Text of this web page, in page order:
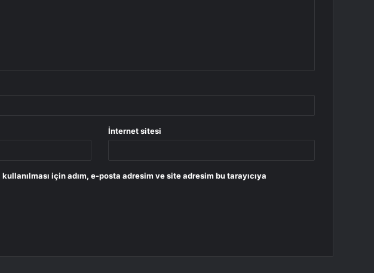
İnternet sitesi
için adım, e-posta adresim ve site adresim bu tarayıcıya